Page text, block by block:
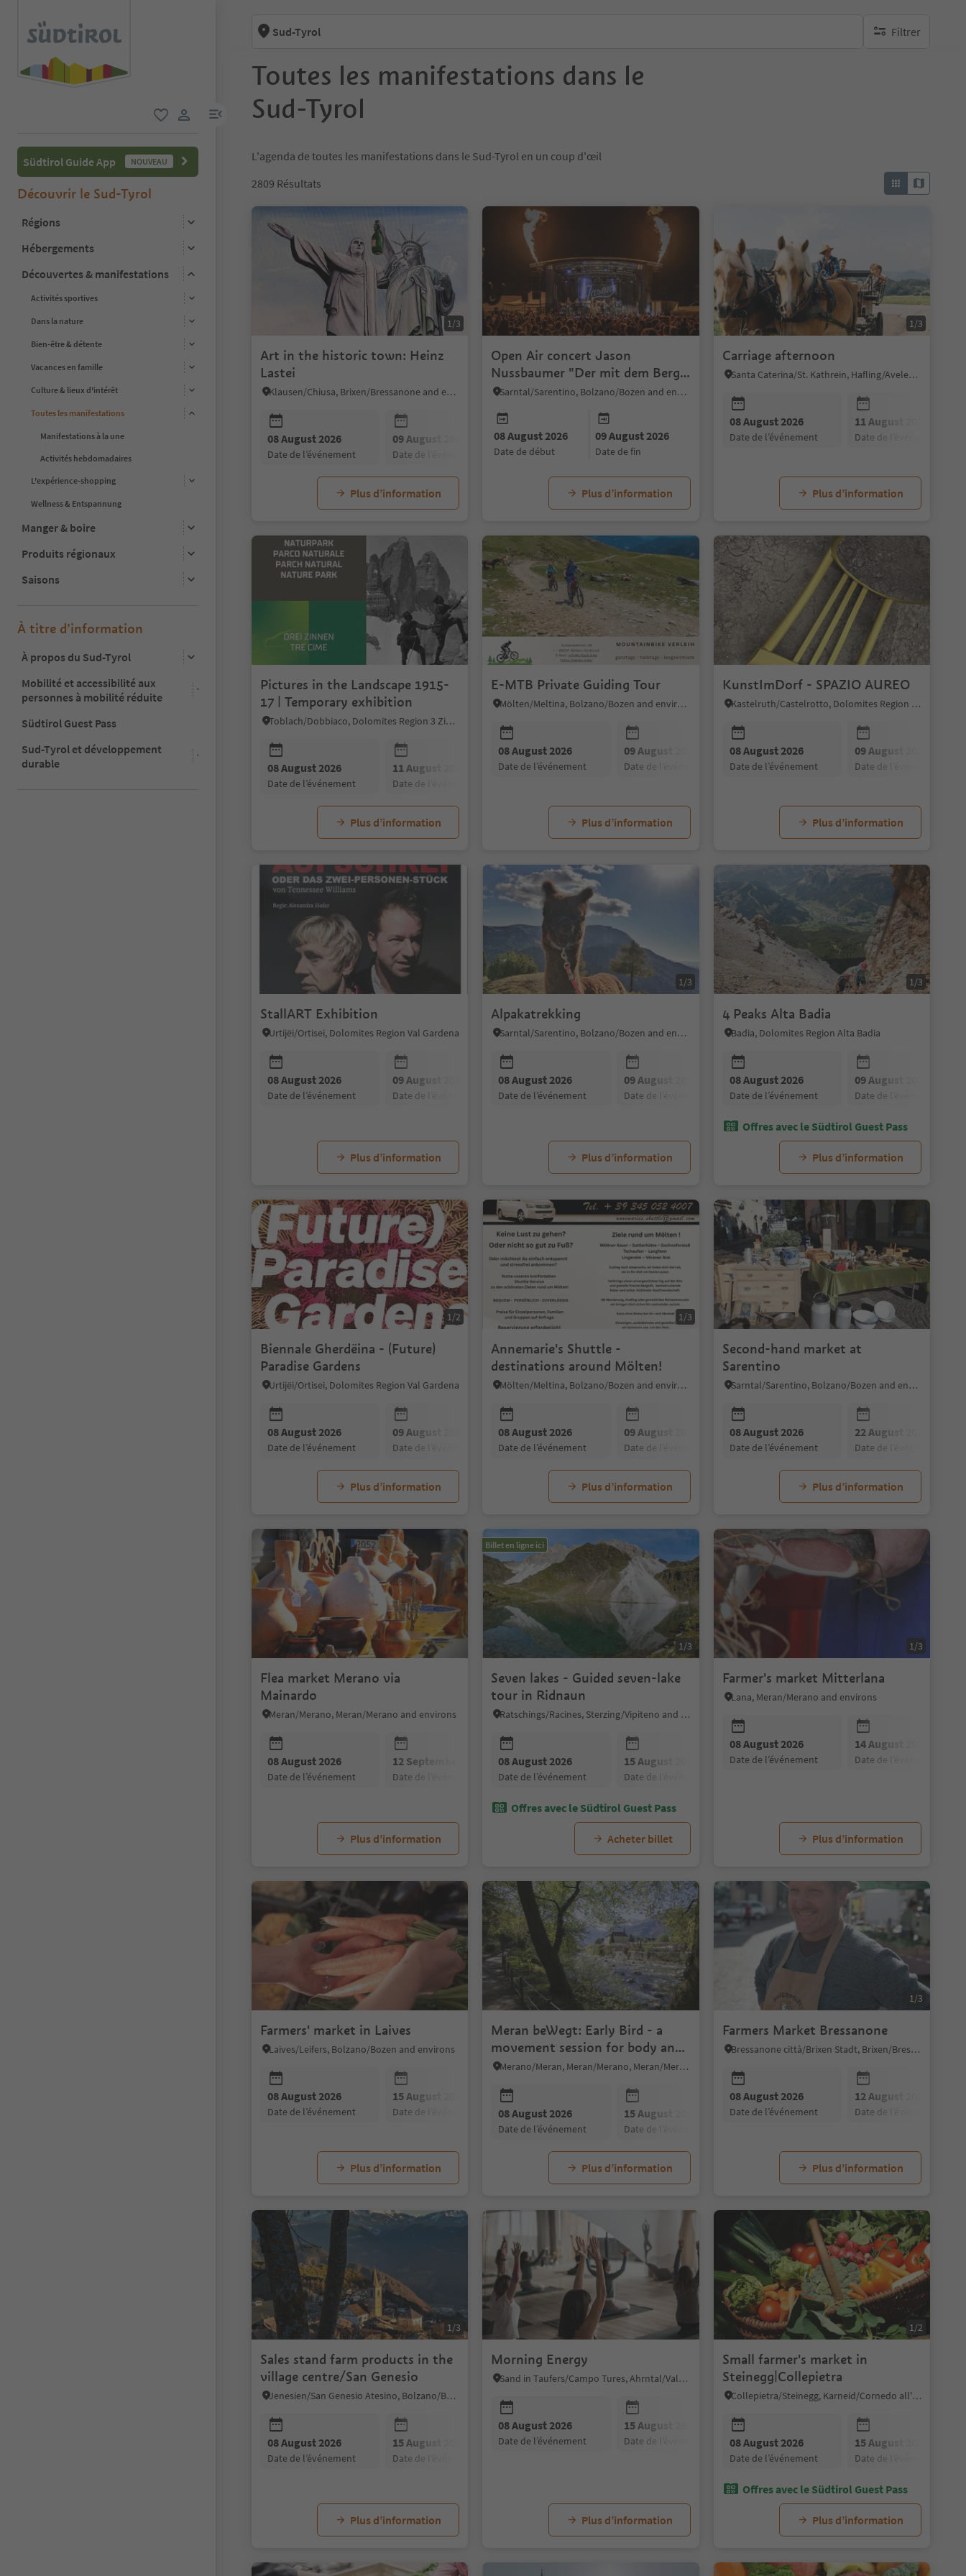
lien menu
Südtirol Guide App NOUVEAU
Découvrir le Sud-Tyrol
Régions
Hébergements
Découvertes & manifestations
Activités sportives
Dans la nature
Bien-être & détente
Vacances en famille
Culture & lieux d'intérêt
Toutes les manifestations
Manifestations à la une
Activités hebdomadaires
L'expérience-shopping
Wellness & Entspannung
Manger & boire
Produits régionaux
Saisons
À titre d’information
À propos du Sud-Tyrol
Mobilité et accessibilité aux
personnes à mobilité réduite
Südtirol Guest Pass
Sud-Tyrol et développement
durable
Sud-Tyrol Filtrer
aucun filtre actif
Toutes les manifestations dans le
Sud-Tyrol
L'agenda de toutes les manifestations dans le Sud-Tyrol en un coup d'œil
2809 Résultats
1/3
Art in the historic town: Heinz
Lastei
Klausen/Chiusa, Brixen/Bressanone and environs
08 August 2026
date de l’événement
09 August 2026
date de l’événement
10 August 2026
date de l’événement
11 August 2026 12 August 2026
Plus d’information
Open Air concert Jason
Nussbaumer "Der mit dem Berg
rockt"
Sarntal/Sarentino, Bolzano/Bozen and environs
08 August 2026
date de début
09 August 2026
date de fin
Plus d’information
1/3
Carriage afternoon
Santa Caterina/St. Kathrein, Hafling/Avelengo, Meran/Merano and environs
08 August 2026
date de l’événement
11 August 2026
date de l’événement
Plus d’information
Pictures in the Landscape 1915-
17 | Temporary exhibition
Toblach/Dobbiaco, Dolomites Region 3 Zinnen
08 August 2026
date de l’événement
11 August 2026
date de l’événement
12 August 2026 13 August 2026 14 August 2026
Plus d’information
E-MTB Private Guiding Tour
Mölten/Meltina, Bolzano/Bozen and environs
08 August 2026
date de l’événement
09 August 2026
date de l’événement
10 August 2026
date de l’événement
11 August 2026
date de l’événement
Plus d’information
KunstImDorf - SPAZIO AUREO
Kastelruth/Castelrotto, Dolomites Region Seiser Alm
08 August 2026
date de l’événement
09 August 2026
date de l’événement
Plus d’information
StallART Exhibition
Urtijëi/Ortisei, Dolomites Region Val Gardena
08 August 2026
date de l’événement
09 August 2026
date de l’événement
10 August 2026
date de l’événement
11 August 2026
date de l’événement
12 August 2026
date de l’événement
Plus d’information
1/3
Alpakatrekking
Sarntal/Sarentino, Bolzano/Bozen and environs
08 August 2026
date de l’événement
09 August 2026
date de l’événement
10 August 2026
date de l’événement
11 August 2026
date de l’événement
Plus d’information
1/3
4 Peaks Alta Badia
Badia, Dolomites Region Alta Badia
08 August 2026
date de l’événement
09 August 2026
date de l’événement
Offres avec le Südtirol Guest Pass
Plus d’information
1/2
Biennale Gherdëina - (Future)
Paradise Gardens
Urtijëi/Ortisei, Dolomites Region Val Gardena
08 August 2026
date de l’événement
09 August 2026
date de l’événement
10 August 2026
date de l’événement
11 August 2026
date de l’événement
12 August 2026
date de l’événement
Plus d’information
1/3
Annemarie's Shuttle -
destinations around Mölten!
Mölten/Meltina, Bolzano/Bozen and environs
08 August 2026
date de l’événement
09 August 2026
date de l’événement
10 August 2026
date de l’événement
11 August 2026
date de l’événement
Plus d’information
Second-hand market at
Sarentino
Sarntal/Sarentino, Bolzano/Bozen and environs
08 August 2026
date de l’événement
22 August 2026
date de l’événement
Plus d’information
Flea market Merano via
Mainardo
Meran/Merano, Meran/Merano and environs
08 August 2026
date de l’événement
12 September 2026
date de l’événement
19 September 2026
date de l’événement
10 October 2026
date de l’événement
24 October 2026
Plus d’information
Billet en ligne ici
1/3
Seven lakes - Guided seven-lake
tour in Ridnaun
Ratschings/Racines, Sterzing/Vipiteno and environs
08 August 2026
date de l’événement
15 August 2026
date de l’événement
22 August 2026 29 August 2026
Offres avec le Südtirol Guest Pass
Acheter billet
1/3
Farmer's market Mitterlana
Lana, Meran/Merano and environs
08 August 2026
date de l’événement
14 August 2026
date de l’événement
Plus d’information
Farmers' market in Laives
Laives/Leifers, Bolzano/Bozen and environs
08 August 2026
date de l’événement
15 August 2026
date de l’événement date de l’événement date de l’événement
05 September 2026
date de l’événement
Plus d’information
Meran beWegt: Early Bird - a
movement session for body and
soul
Merano/Meran, Meran/Merano, Meran/Merano and environs
08 August 2026
date de l’événement
15 August 2026
date de l’événement
22 August 2026 29 August 2026
Plus d’information
1/3
Farmers Market Bressanone
Bressanone città/Brixen Stadt, Brixen/Bressanone, Brixen/Bressanone and environs
08 August 2026
date de l’événement
12 August 2026
date de l’événement
Plus d’information
1/3
Sales stand farm products in the
village centre/San Genesio
Jenesien/San Genesio Atesino, Bolzano/Bozen and environs
08 August 2026
date de l’événement
15 August 2026
date de l’événement
22 August 2026 29 August 2026
date de l’événement
05 September 2026
date de l’événement
Plus d’information
Morning Energy
Sand in Taufers/Campo Tures, Ahrntal/Valle Aurina
08 August 2026
date de l’événement
15 August 2026
date de l’événement date de l’événement date de l’événement
Plus d’information
1/2
Small farmer's market in
Steinegg|Collepietra
Collepietra/Steinegg, Karneid/Cornedo all'Isarco, Dolomites Region Eggental
08 August 2026
date de l’événement
15 August 2026
date de l’événement
Offres avec le Südtirol Guest Pass
Plus d’information